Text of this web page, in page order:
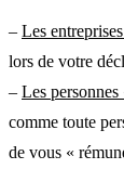
– Les
lors de votre
– Les personnes
comme toute
de vous «